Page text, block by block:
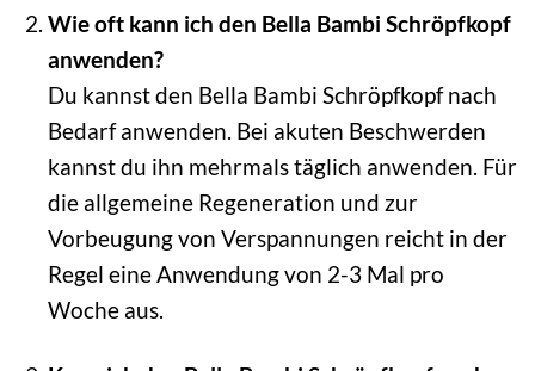
Wie oft kann ich den Bella Bambi Schröpfkopf
anwenden?
Du kannst den Bella Bambi Schröpfkopf nach
Bedarf anwenden. Bei akuten Beschwerden
kannst du ihn mehrmals täglich anwenden. Für
die allgemeine Regeneration und zur
Vorbeugung von Verspannungen reicht in der
Regel eine Anwendung von 2-3 Mal pro
Woche aus.